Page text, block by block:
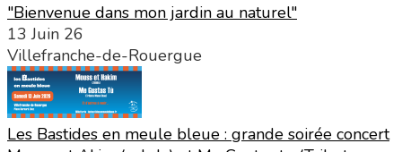
"Bienvenue dans mon jardin au naturel"
13 Juin 26
Villefranche-de-Rouergue
Les Bastides en meule bleue : grande soirée concert